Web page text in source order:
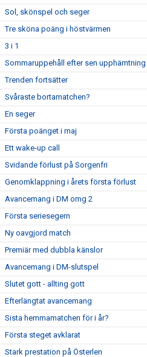
Sol, skönspel och seger
Tre sköna poäng i höstvärmen
3 i 1
Sommaruppehåll efter sen upphämtning
Trenden fortsätter
Svåraste bortamatchen?
En seger
Första poänget i maj
Ett wake-up call
Svidande förlust på Sorgenfri
Genomklappning i årets första förlust
Avancemang i DM omg 2
Första seriesegern
Ny oavgjord match
Premiär med dubbla känslor
Avancemang i DM-slutspel
Slutet gott - allting gott
Efterlängtat avancemang
Sista hemmamatchen för i år?
Första steget avklarat
Stark prestation på Österlen